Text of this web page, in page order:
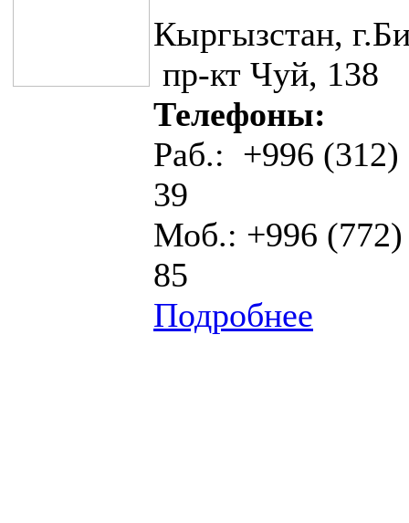
Кыргызстан,
пр-кт Чуй, 138
Телефоны:
Раб.: +996 (312)
39
Моб.: +996 (772)
85
Подробнее